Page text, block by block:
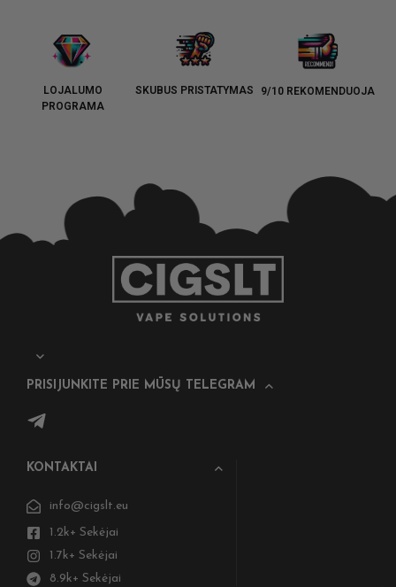
LOJALUMO
PROGRAMA
SKUBUS PRISTATYMAS 9/10 REKOMENDUOJA
PRISIJUNKITE PRIE MŪSŲ TELEGRAM
KONTAKTAI
info@cigslt.eu
1.2k+ Sekėjai
1.7k+ Sekėjai
8.9k+ Sekėjai